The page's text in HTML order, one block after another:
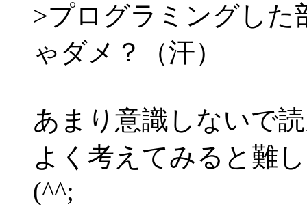
>プログラミングした
ゃダメ？（汗）
あまり意識しないで
よく考えてみると難
(^^;